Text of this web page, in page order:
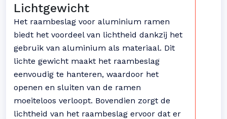
Lichtgewicht
Het raambeslag voor aluminium ramen
biedt het voordeel van lichtheid dankzij het
gebruik van aluminium als materiaal. Dit
lichte gewicht maakt het raambeslag
eenvoudig te hanteren, waardoor het
openen en sluiten van de ramen
moeiteloos verloopt. Bovendien zorgt de
lichtheid van het raambeslag ervoor dat er